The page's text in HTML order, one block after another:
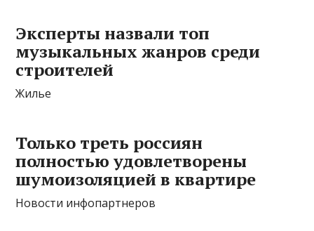
Эксперты назвали топ
музыкальных жанров среди
строителей
Жилье
Только треть россиян
полностью удовлетворены
шумоизоляцией в квартире
Новости инфопартнеров